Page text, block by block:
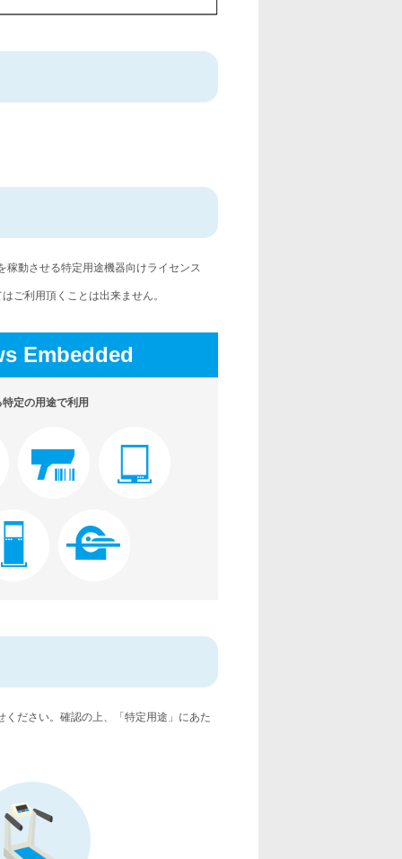
動させる特定用途機器向けライセンス
ご利用頂くことは出来ません。
Embedded
定の用途で利用
ださい。確認の上、「特定用途」にあた